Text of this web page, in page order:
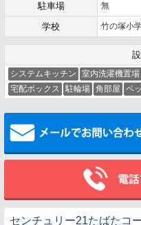
駐車場 無
学校 竹の塚小
システムキッチン 室内洗濯機置場
宅配ボックス
駐輪場 角部屋 ペ
センチュリー21たばたコ